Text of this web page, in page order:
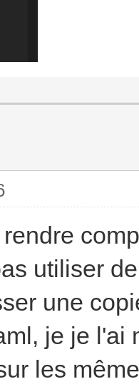
utiliser
une
je je l'ai
les